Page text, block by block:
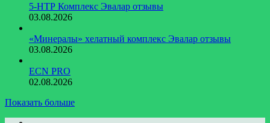
5-НТР Комплекс Эвалар отзывы
03.08.2026
«Минералы» хелатный комплекс Эвалар отзывы
03.08.2026
ECN PRO
02.08.2026
Показать больше